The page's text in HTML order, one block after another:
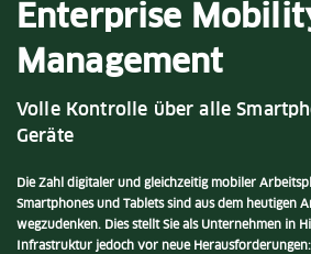
Enterprise
Management
Volle Kontrolle über alle
Geräte
Die Zahl digitaler und gleichzeitig mobiler
Smartphones und Tablets sind aus dem heutigen
wegzudenken. Dies stellt Sie als Unternehmen in
Infrastruktur jedoch vor neue